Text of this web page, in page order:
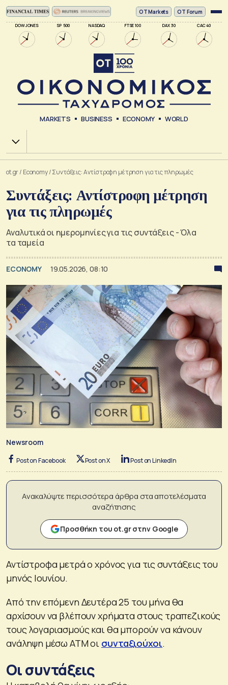
DOW JONES SP 500 NASDAQ FTSE 100 DAX 30 CAC 40
ΟΤ Markets OT Forum
MARKETS BUSINESS ECONOMY WORLD
Χ.Α.
ot.gr/ Economy/Συντάξεις: Αντίστροφη μέτρηση για τις πληρωμές
Συντάξεις: Αντίστροφη μέτρηση
για τις πληρωμές
Αναλυτικά οι ημερομηνίες για τις συντάξεις - Όλα
τα ταμεία
ECONOMY 19.05.2026, 08:10
Newsroom
Post on Facebook Post on X Post on LinkedIn
Ανακαλύψτε περισσότερα άρθρα στα αποτελέσματα
αναζήτησης
Προσθήκη του ot.gr στην Google
Αντίστροφα μετρά ο χρόνος για τις συντάξεις του
μηνός Ιουνίου.
Από την επόμενη Δευτέρα 25 του μήνα θα
αρχίσουν να βλέπουν χρήματα στους τραπεζικούς
τους λογαριασμούς και θα μπορούν να κάνουν
ανάληψη μέσω ΑΤΜ οι συνταξιούχοι.
Οι συντάξεις